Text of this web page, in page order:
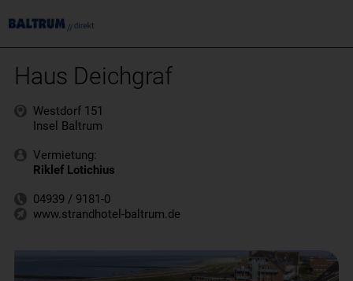
Haus Deichgraf
Westdorf 151
Insel Baltrum
Vermietung:
Riklef Lotichius
04939 / 9181-0
www.strandhotel-baltrum.de